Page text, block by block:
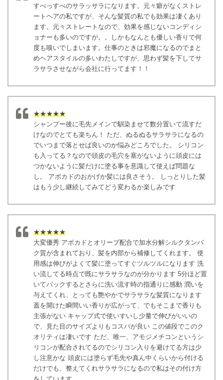
すべっすべのサラッサラになります。元々癖がなくストレ
ートヘアの私ですが、そんな髪質の私でも効果は凄くあり
ます。元々ストレートなので、効果を感じないコンディシ
ョナーも多いのですが。。しかもなんとも優しい香りで何
度も嗅いでしまいます。仕事のときは邪魔になるのでまと
めヘアスタイルの多いわたしですが、思わず髪を下してサ
ラサラさせながら会社に行ってます！！
★★★★★
シャンプー後に毛先メインで馴染ませて数分置いて流すだ
けなのでとても楽ちん！ ただ、ぬるぬるサラサラになるの
でいつまで落とせば良いのか悩みどころでした。 シリコン
も入ってる？なので頭皮の毛穴を塞がないように頭皮には
つかないように髪だけに塗る事を意識して使えば問題な
し。 アボカドのおかげか髪には良さそう。 しっとりした髪
はもう少し継続してみてどう変わるか楽しみです
★★★★★
大変優秀 アボカドとオリーブ配合で加水分解シルクタンパ
ク質が含まれており、髪を内部から補修してくれます。 使
用感は伸びがよくて髪に塗ってすぐツルツルになります 洗
い流してる時点で既にサラサラなのが分かります 5分ほど置
いてパックするとさらに洗い流す時の指通りに感動 潤いを
与えてくれ、とっても艶やかでサラサラな髪質になります
蓋を開けた瞬間いい香りが広がって、でもそこまで香りも
主張がない キャップ式で使いすいし少量で伸びがいいの
で、見た目のサイズよりもコスパが良い この値段でこのク
オリティは凄いです ただ、唯一、アモジメチコンというシ
リコンが配合されてるのでシリコン入りを避けてる方は少
し注意かな 頭皮には塗らず毛先や真ん中くらいから付ける
だけでも、整えてくれサラサラになるので私はその付け方